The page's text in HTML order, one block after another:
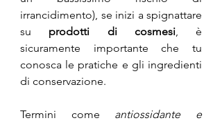
irrancidimento), se inizi a spignattare
su prodotti di cosmesi, è
sicuramente importante che tu
conosca le pratiche e gli ingredienti
di conservazione.
Termini come antiossidante e